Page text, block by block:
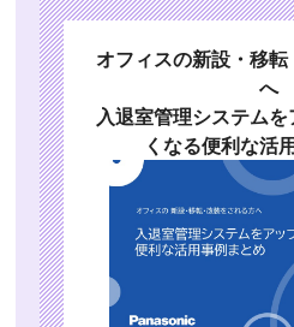
オフィスの新設・移
へ
入退室管理システム
くなる便利な活